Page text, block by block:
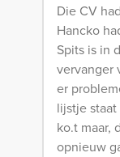
Die CV
Hancko
Spits is in
vervanger
er
lijstje
ko.t maar,
opnieuw